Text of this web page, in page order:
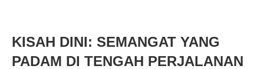
KISAH DINI: SEMANGAT YANG
PADAM DI TENGAH PERJALANAN